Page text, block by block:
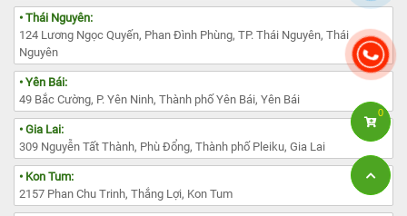
• Thái Nguyên:
124 Lương Ngọc Quyến, Phan Đình Phùng, TP. Thái Nguyên, Thái
Nguyên
• Yên Bái:
49 Bắc Cường, P. Yên Ninh, Thành phố Yên Bái, Yên Bái
• Gia Lai:
309 Nguyễn Tất Thành, Phù Đổng, Thành phố Pleiku, Gia Lai
• Kon Tum:
2157 Phan Chu Trinh, Thắng Lợi, Kon Tum
0